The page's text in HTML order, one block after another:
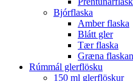
Bjórflaska
Amber flaska
Blátt gler
Tær flaska
Græna flaskan
Rúmmál glerflösku
150 ml glerflöskur